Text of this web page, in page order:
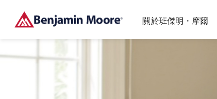
關於班傑明・摩爾
加入波克夏海瑟威集團後，品牌遍布全球80個國家，我
們透過獨立專賣店提供友好的服務及專業的產品，連續
多年獲得J.D. POWER第⼀的殊榮，在業界成為品牌領
高品質的水性乳膠漆讓你輕鬆及放心用在室內牆面、天
花板、浴室、廚房、門片、戶外等區域
帶你深入了解塗料的專業知識，從滾塗技巧、底漆必要
性到塗料的的優勢與居家情境選色，一次掌握施工與產
品的實用指南。